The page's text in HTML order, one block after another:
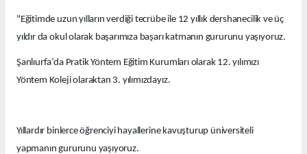
"Eğitimde uzun yılların verdiği tecrübe ile 12 yıllık dershanecilik ve üç
yıldır da okul olarak başarımıza başarı katmanın gururunu yaşıyoruz.
Şanlıurfa’da Pratik Yöntem Eğitim Kurumları olarak 12. yılımızı
Yöntem Koleji olaraktan 3. yılımızdayız.
Yıllardır binlerce öğrenciyi hayallerine kavuşturup üniversiteli
yapmanın gururunu yaşıyoruz.